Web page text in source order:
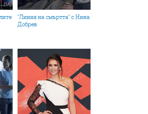
"Линия на смъртта" с Нина
Добрев